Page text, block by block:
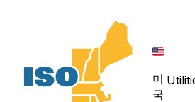
미
국